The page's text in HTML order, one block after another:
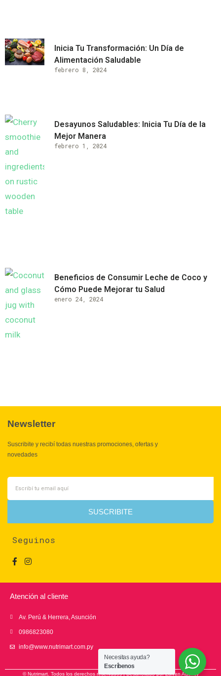
Inicia Tu Transformación: Un Día de
Alimentación Saludable
febrero 8, 2024
Desayunos Saludables: Inicia Tu Día de la
Mejor Manera
febrero 1, 2024
Beneficios de Consumir Leche de Coco y
Cómo Puede Mejorar tu Salud
enero 24, 2024
Newsletter
Suscribite y recibí todas nuestras promociones, ofertas y
novedades
SUSCRIBITE
Seguinos
Atención al cliente
Av. Perú & Herrera, Asunción
0986823080
info@www.nutrimart.com.py
© Nutrimart. Todos los derechos reservados | Desarrollado porZuiven Agency
Necesitas ayuda?
Escríbenos